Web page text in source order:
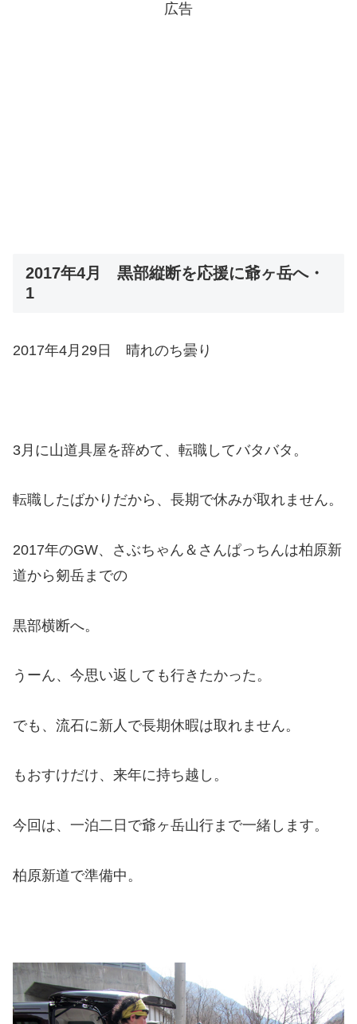
広告
2017年4月 黒部縦断を応援に爺ヶ岳へ・
1
2017年4月29日 晴れのち曇り
3月に山道具屋を辞めて、転職してバタバタ。
転職したばかりだから、長期で休みが取れません。
2017年のGW、さぶちゃん＆さんぱっちんは柏原新
道から剱岳までの
黒部横断へ。
うーん、今思い返しても行きたかった。
でも、流石に新人で長期休暇は取れません。
もおすけだけ、来年に持ち越し。
今回は、一泊二日で爺ヶ岳山行まで一緒します。
柏原新道で準備中。